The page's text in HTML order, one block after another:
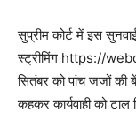
सुप्रीम कोर्ट में इस
स्ट्रीमिंग https://
सितंबर को पांच जजों
कहकर कार्यवाही को